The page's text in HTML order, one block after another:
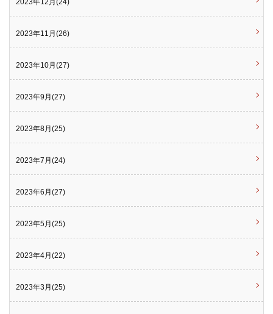
2023年12月(24)
2023年11月(26)
2023年10月(27)
2023年9月(27)
2023年8月(25)
2023年7月(24)
2023年6月(27)
2023年5月(25)
2023年4月(22)
2023年3月(25)